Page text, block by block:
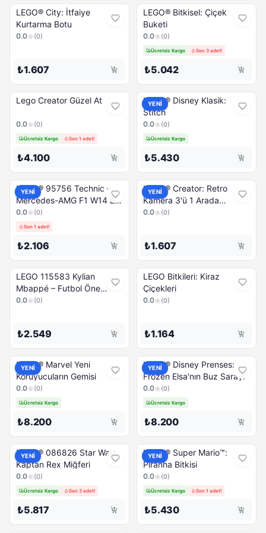
LEGO® City: İtfaiye
Kurtarma Botu
0.0 (0)
₺1.607
LEGO® Bitkisel: Çiçek
Buketi
0.0 (0)
Ücretsiz Kargo Son 3 adet!
₺5.042
Lego Creator Güzel At
0.0 (0)
Ücretsiz Kargo Son 1 adet!
₺4.100
YENİ
LEGO® Disney Klasik:
Stitch
0.0 (0)
Ücretsiz Kargo
₺5.430
YENİ
LEGO® 95756 Technic –
Mercedes-AMG F1 W14 E
Performance Geri Çekmeli
0.0 (0)
Son 1 adet!
₺2.106
YENİ
LEGO® Creator: Retro
Kamera 3'ü 1 Arada
Oyuncak
0.0 (0)
₺1.607
LEGO 115583 Kylian
Mbappé – Futbol Öne
Çıkanlar
0.0 (0)
₺2.549
LEGO Bitkileri: Kiraz
Çiçekleri
0.0 (0)
₺1.164
YENİ
LEGO® Marvel Yeni
Koruyucuların Gemisi
0.0 (0)
Ücretsiz Kargo
₺8.200
YENİ
LEGO® Disney Prenses:
Frozen Elsa'nın Buz Sarayı
0.0 (0)
Ücretsiz Kargo
₺8.200
YENİ
LEGO® 086826 Star Wars:
Kaptan Rex Miğferi
0.0 (0)
Ücretsiz Kargo Son 3 adet!
₺5.817
YENİ
LEGO® Super Mario™:
Piranha Bitkisi
0.0 (0)
Ücretsiz Kargo Son 1 adet!
₺5.430